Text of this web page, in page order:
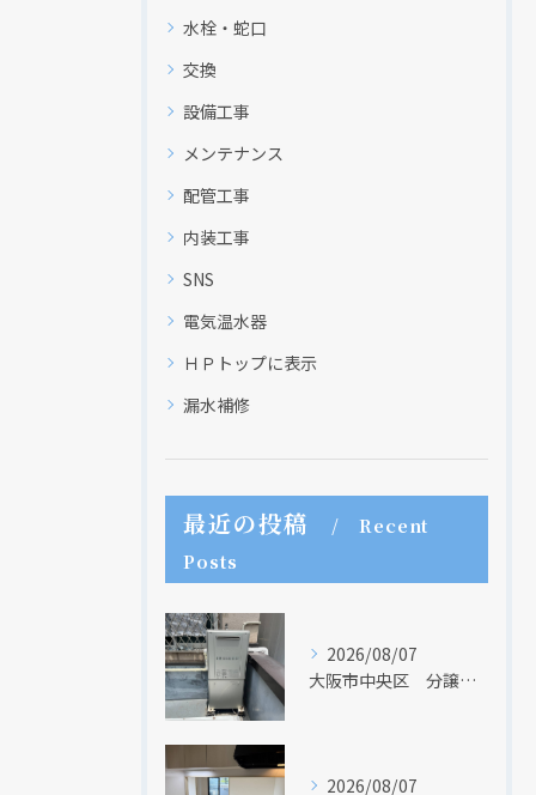
水栓・蛇口
交換
設備工事
メンテナンス
配管工事
内装工事
SNS
電気温水器
ＨＰトップに表示
漏水補修
最近の投稿
Recent
Posts
2026/08/07
大阪市中央区 分譲マンションの給湯器取替リフォーム工事 UV除菌機能搭載給湯器
2026/08/07
現在、新聞に入っている折込チラシです。
現在、新聞に入っている折込チラシです。